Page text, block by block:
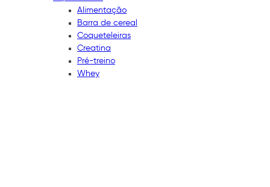
Alimentação
Barra de cereal
Coqueteleiras
Creatina
Pré-treino
Whey